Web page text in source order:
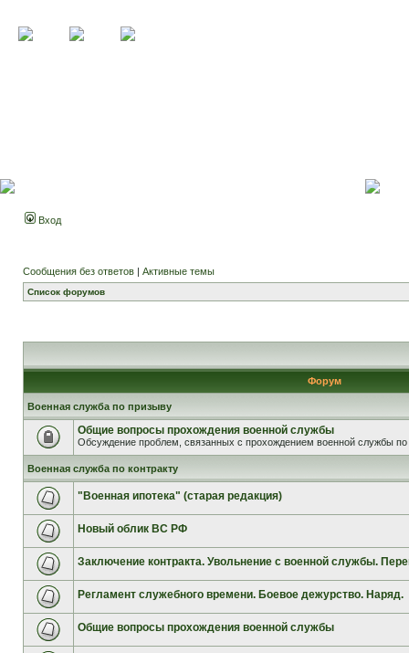
Вход
Сообщения без ответов | Активные темы
Список форумов
Форум
Военная служба по призыву
Общие вопросы прохождения военной службы
Обсуждение проблем, связанных с прохождением военной службы по
Военная служба по контракту
"Военная ипотека" (старая редакция)
Новый облик ВС РФ
Заключение контракта. Увольнение с военной службы.
Регламент служебного времени. Боевое дежурство. Наряд.
Общие вопросы прохождения военной службы